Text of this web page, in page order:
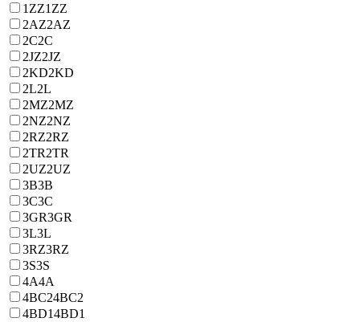
1ZZ1ZZ
2AZ2AZ
2C2C
2JZ2JZ
2KD2KD
2L2L
2MZ2MZ
2NZ2NZ
2RZ2RZ
2TR2TR
2UZ2UZ
3B3B
3C3C
3GR3GR
3L3L
3RZ3RZ
3S3S
4A4A
4BC24BC2
4BD14BD1